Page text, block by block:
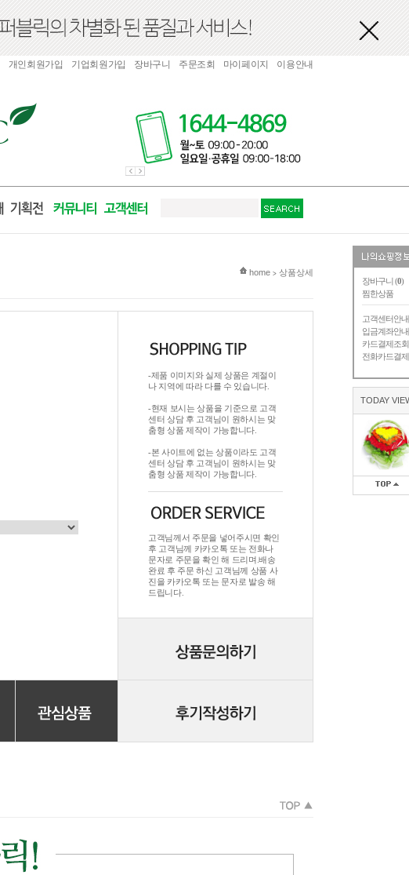
장바구니 (0)
찜한상품
고객센터안내
입금계좌안내
카드결제조회
전화카드결제
TODAY
개인회원가입 기업회원가입 장바구니 주문조회 마이페이지 이용안내
현재 위치
home > 상품상세
-제품 이미지와 실제 상품은 계절이
나 지역에 따라 다를 수 있습니다.
-현재 보시는 상품을 기준으로 고객
센터 상담 후 고객님이 원하시는 맞
춤형 상품 제작이 가능합니다.
-본 사이트에 없는 상품이라도 고객
센터 상담 후 고객님이 원하시는 맞
춤형 상품 제작이 가능합니다.
고객님께서 주문을 넣어주시면 확인
후 고객님께 카카오톡 또는 전화나
문자로 주문을 확인 해 드리며.배송
완료 후 주문 하신 고객님께 상품 사
진을 카카오톡 또는 문자로 발송 해
드립니다.